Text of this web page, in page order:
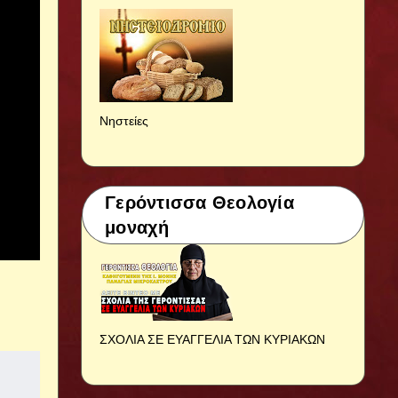
Νηστείες
Γερόντισσα Θεολογία
μοναχή
ΣΧΟΛΙΑ ΣΕ ΕΥΑΓΓΕΛΙΑ ΤΩΝ ΚΥΡΙΑΚΩΝ